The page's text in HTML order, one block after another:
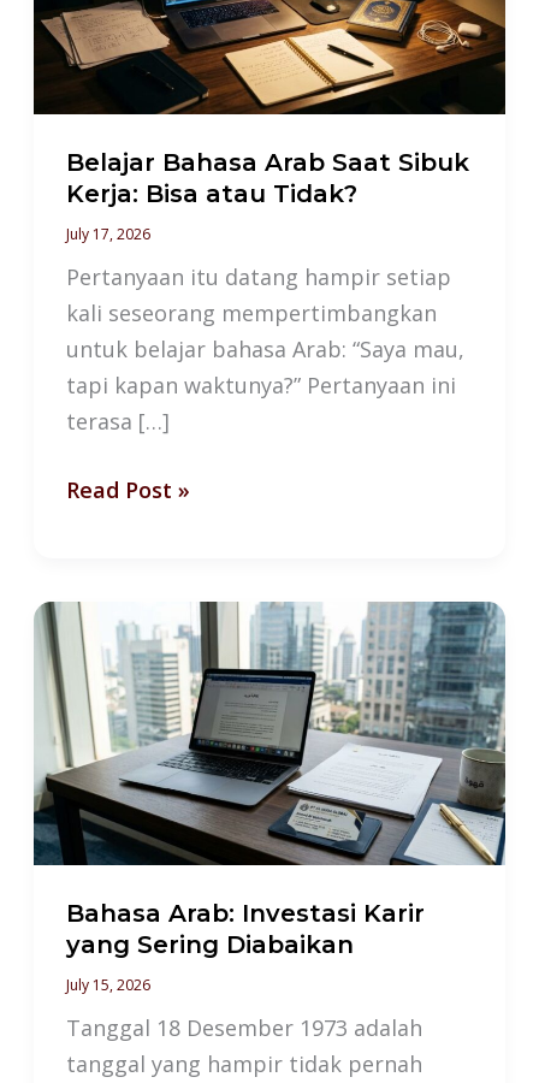
Belajar Bahasa Arab Saat Sibuk
Kerja: Bisa atau Tidak?
July 17, 2026
Pertanyaan itu datang hampir setiap
kali seseorang mempertimbangkan
untuk belajar bahasa Arab: “Saya mau,
tapi kapan waktunya?” Pertanyaan ini
terasa […]
Sibuk
Kerja:
atau
Tidak?
Read Post »
Bahasa Arab: Investasi Karir
yang Sering Diabaikan
July 15, 2026
Tanggal 18 Desember 1973 adalah
tanggal yang hampir tidak pernah
Bahasa
Arab:
Investasi
Karir
yang
Sering
Diabaikan